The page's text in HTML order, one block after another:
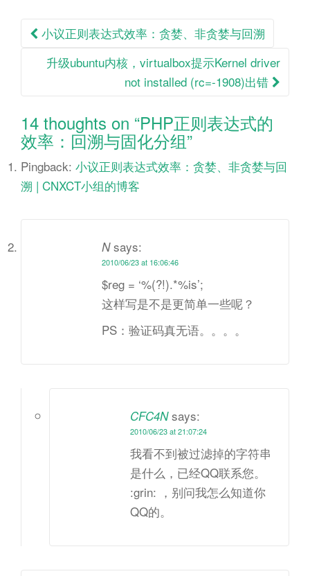
Post
navigation
小议正则表达式效率：贪婪、非贪婪与回溯
升级ubuntu内核，virtualbox提示Kernel driver
not installed (rc=-1908)出错
14 thoughts on “PHP正则表达式的
效率：回溯与固化分组”
Pingback: 小议正则表达式效率：贪婪、非贪婪与回
溯 | CNXCT小组的博客
N says:
2010/06/23 at 16:06:46
$reg = ‘%(?!).*%is’;
这样写是不是更简单一些呢？
PS：验证码真无语。。。。
CFC4N says:
2010/06/23 at 21:07:24
我看不到被过滤掉的字符串
是什么，已经QQ联系您。
:grin: ，别问我怎么知道你
QQ的。